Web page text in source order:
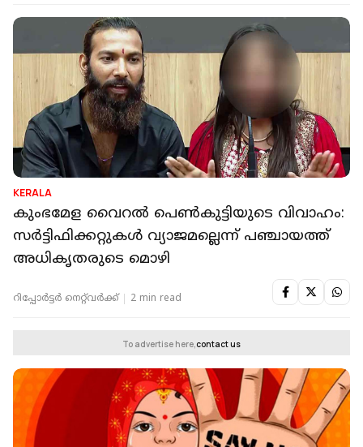
KERALA
കുംഭമേള വൈറല്‍ പെണ്‍കുട്ടിയുടെ വിവാഹം:
സര്‍ട്ടിഫിക്കറ്റുകൾ വ്യാജമല്ലെന്ന് പഞ്ചായത്ത്
അധികൃതരുടെ മൊഴി
റിപ്പോർട്ടർ നെറ്റ്‌വര്‍ക്ക്‌ 2 min read
To advertise here,contact us